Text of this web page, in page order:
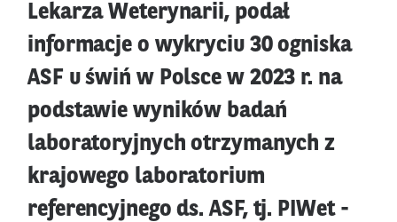
Lekarza Weterynarii, podał
informacje o wykryciu 30 ogniska
ASF u świń w Polsce w 2023 r. na
podstawie wyników badań
laboratoryjnych otrzymanych z
krajowego laboratorium
referencyjnego ds. ASF, tj. PIWet -